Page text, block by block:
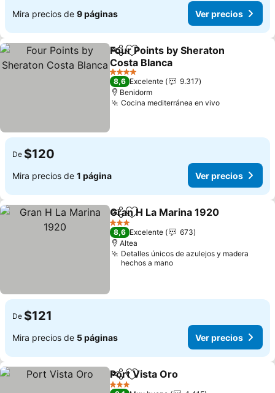
Mira precios de 9 páginas Ver precios
CompartirAgregar a favoritos
Four Points by Sheraton
Costa Blanca
Ver precios
4 Estrellas
8,6 Excelente
9.317
Benidorm
Cocina mediterránea en vivoVer precios
De $120
Mira precios de 1 página Ver precios
CompartirAgregar a favoritos
Gran H La Marina 1920
3 Estrellas
8,6 Excelente
673
Altea
Detalles únicos de azulejos y madera
hechos a mano
De $121
Mira precios de 5 páginas Ver precios
CompartirAgregar a favoritos
Port Vista Oro
3 Estrellas